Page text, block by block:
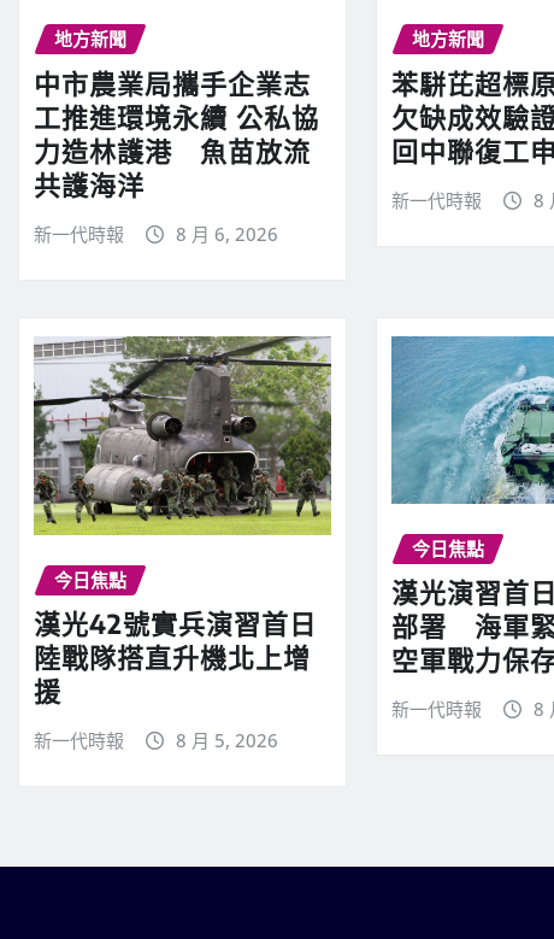
地方新聞
中市農業局攜手企業志
工推進環境永續 公私協
力造林護港 魚苗放流
共護海洋
新一代時報 8 月 6, 2026
地方新聞
苯駢芘超標
欠缺成效驗
回中聯復工
新一代時報 8
今日焦點
漢光42號實兵演習首日
陸戰隊搭直升機北上增
援
新一代時報 8 月 5, 2026
今日焦點
漢光演習首
部署 海軍緊
空軍戰力保
新一代時報 8